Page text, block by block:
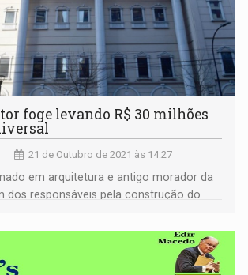
foge levando R$ 30 milhões
21 de Outubro de 2021 às 14:27
em arquitetura e antigo morador da
dos responsáveis pela construção do